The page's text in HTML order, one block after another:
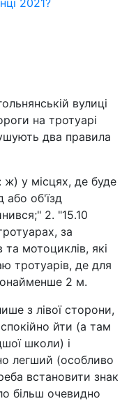
2021?
вулиці
на тротуарі
два правила
ж) у місцях, де буде
або об'їзд
2. "15.10
за
мотоциклів, які
тротуарів, де для
2 м.
з лівої сторони,
йти (а там
школи) і
легший (особливо
встановити знак
більш очевидно